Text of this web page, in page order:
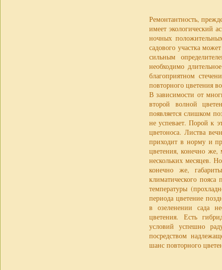
Ремонтантность,
имеет экологический
ночных
садового участка
сильным
необходимо
благоприятном
повторного цветения
В зависимости от
второй волной
появляется слишком
не успевает. Порой к
цветоноса. Листва
приходит в норму и
цветения, конечно же,
нескольких месяцев.
конечно же,
климатического пояса
температуры
периода цветение
в озеленении сада
цветения. Есть
условий успешно
посредством
шанс повторного